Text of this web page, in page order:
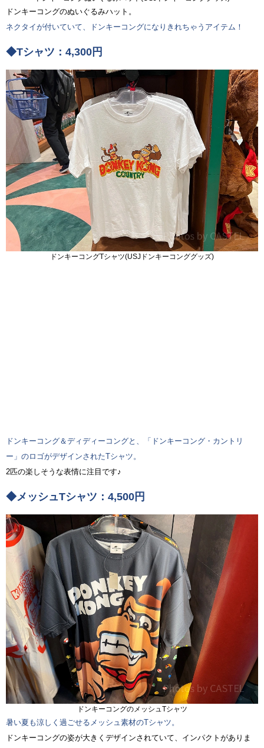
ドンキーコングのぬいぐるみハット。
ネクタイが付いていて、ドンキーコングになりきれちゃうアイテム！
◆Tシャツ：4,300円
ドンキーコングTシャツ(USJドンキーコンググッズ)
ドンキーコング＆ディディーコングと、「ドンキーコング・カントリ
ー」のロゴがデザインされたTシャツ。
2匹の楽しそうな表情に注目です♪
◆メッシュTシャツ：4,500円
ドンキーコングのメッシュTシャツ
暑い夏も涼しく過ごせるメッシュ素材のTシャツ。
ドンキーコングの姿が大きくデザインされていて、インパクトがありま